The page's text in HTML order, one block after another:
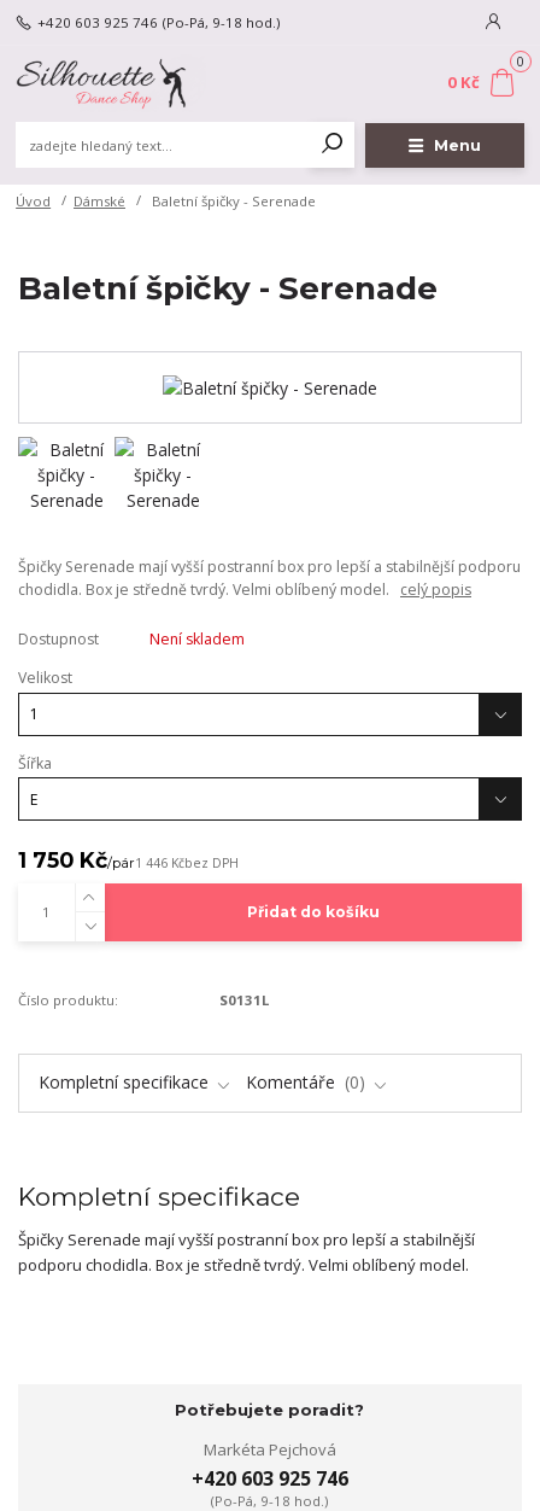
Menu
+420 603 925 746 (Po-Pá, 9-18 hod.)
0
0 Kč
Úvod Dámské Baletní špičky - Serenade
Baletní špičky - Serenade
Špičky Serenade mají vyšší postranní box pro lepší a stabilnější podporu
chodidla. Box je středně tvrdý. Velmi oblíbený model. celý popis
Dostupnost
Není skladem
Velikost
Šířka
1 750 Kč/pár1 446 Kčbez DPH
Přidat do košíku
Číslo produktu: S0131L
Kompletní specifikace Komentáře 0
Kompletní specifikace
Špičky Serenade mají vyšší postranní box pro lepší a stabilnější
podporu chodidla. Box je středně tvrdý. Velmi oblíbený model.
Potřebujete poradit?
Markéta Pejchová
+420 603 925 746
(Po-Pá, 9-18 hod.)